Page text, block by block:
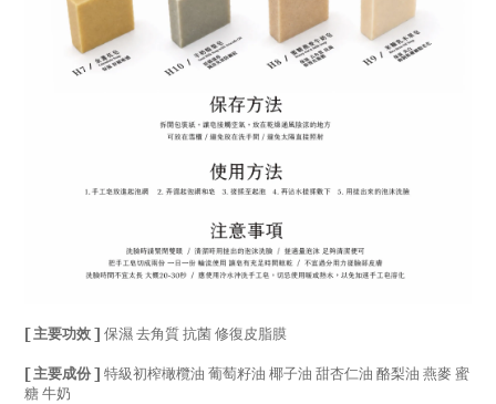
[ 主要功效 ] 保濕 去角質 抗菌 修復皮脂膜
[ 主要成份 ] 特級初榨橄欖油 葡萄籽油 椰子油 甜杏仁油 酪梨油 燕麥 蜜
糖 牛奶